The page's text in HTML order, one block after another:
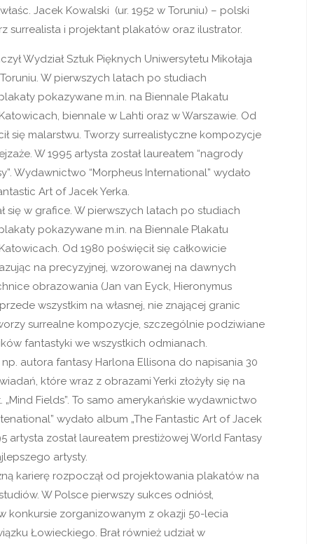
Jacek Kowalski (ur. 1952 w Toruniu) – polski
surrealista i projektant plakatów oraz ilustrator.
Wydział Sztuk Pięknych Uniwersytetu Mikołaja
W pierwszych latach po studiach
pokazywane m.in. na Biennale Plakatu
biennale w Lahti oraz w Warszawie. Od
się malarstwu. Tworzy surrealistyczne kompozycje
W 1995 artysta został laureatem “nagrody
Wydawnictwo “Morpheus International” wydało
Art of Jacek Yerka.
się w grafice. W pierwszych latach po studiach
pokazywane m.in. na Biennale Plakatu
Od 1980 poświęcił się całkowicie
na precyzyjnej, wzorowanej na dawnych
obrazowania (Jan van Eyck, Hieronymus
wszystkim na własnej, nie znającej granic
surrealne kompozycje, szczególnie podziwiane
fantastyki we wszystkich odmianach.
np. autora fantasy Harlona Ellisona do napisania 30
które wraz z obrazami Yerki złożyły się na
Fields”. To samo amerykańskie wydawnictwo
wydało album „The Fantastic Art of Jacek
artysta został laureatem prestiżowej World Fantasy
artysty.
karierę rozpoczął od projektowania plakatów na
W Polsce pierwszy sukces odniósł,
konkursie zorganizowanym z okazji 50-lecia
Łowieckiego. Brał również udział w